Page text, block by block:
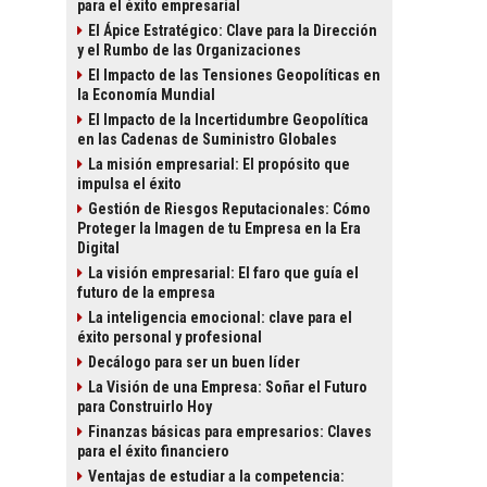
para el éxito empresarial
El Ápice Estratégico: Clave para la Dirección
y el Rumbo de las Organizaciones
El Impacto de las Tensiones Geopolíticas en
la Economía Mundial
El Impacto de la Incertidumbre Geopolítica
en las Cadenas de Suministro Globales
La misión empresarial: El propósito que
impulsa el éxito
Gestión de Riesgos Reputacionales: Cómo
Proteger la Imagen de tu Empresa en la Era
Digital
La visión empresarial: El faro que guía el
futuro de la empresa
La inteligencia emocional: clave para el
éxito personal y profesional
Decálogo para ser un buen líder
La Visión de una Empresa: Soñar el Futuro
para Construirlo Hoy
Finanzas básicas para empresarios: Claves
para el éxito financiero
Ventajas de estudiar a la competencia: